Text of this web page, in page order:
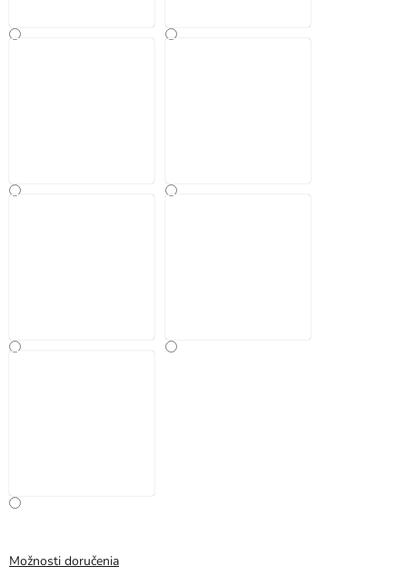
Možnosti doručenia